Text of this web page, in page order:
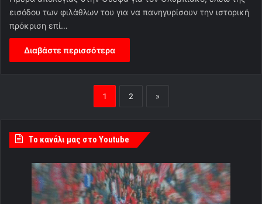
εισόδου των φιλάθλων του για να πανηγυρίσουν την ιστορική
πρόκριση επί…
Διαβάστε περισσότερα
1 2 »
Tο κανάλι μας στο Youtube